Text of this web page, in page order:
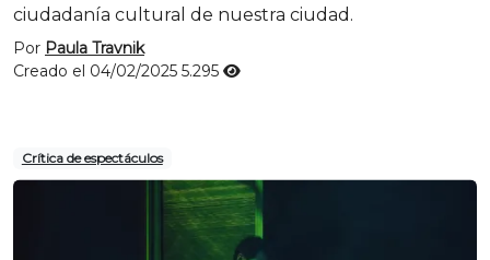
ciudadanía cultural de nuestra ciudad.
Por Paula Travnik
Creado el 04/02/2025 5.295
Crítica de espectáculos